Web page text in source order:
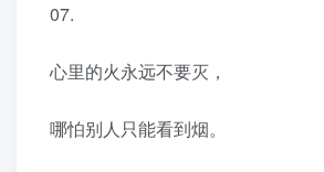
07.
心里的火永远不要灭，
哪怕别人只能看到烟。